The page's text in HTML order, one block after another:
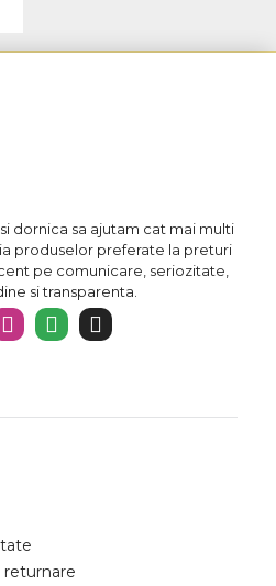
dornica sa ajutam cat mai multi
produselor preferate la preturi
pe comunicare, seriozitate,
si transparenta.
returnare